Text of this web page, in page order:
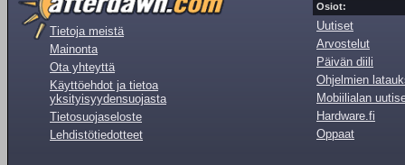
Tietoja meistä
Mainonta
Ota yhteyttä
Käyttöehdot ja tietoa
yksityisyydensuojasta
Tietosuojaseloste
Lehdistötiedotteet
Osiot:
Uutiset
Arvostelut
Päivän diili
Ohjelmien
Mobiilialan
Hardware.fi
Oppaat